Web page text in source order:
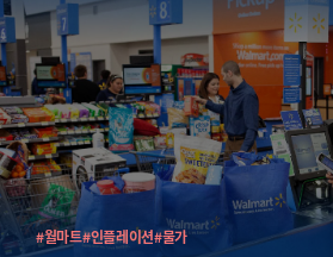
#월마트#인플레이션#물가